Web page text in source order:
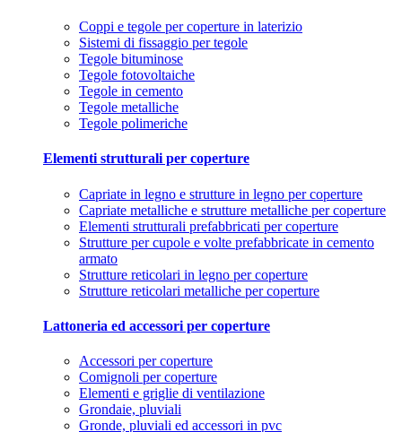
Coppi e tegole per coperture in laterizio
Sistemi di fissaggio per tegole
Tegole bituminose
Tegole fotovoltaiche
Tegole in cemento
Tegole metalliche
Tegole polimeriche
Elementi strutturali per coperture
Capriate in legno e strutture in legno per coperture
Capriate metalliche e strutture metalliche per coperture
Elementi strutturali prefabbricati per coperture
Strutture per cupole e volte prefabbricate in cemento
armato
Strutture reticolari in legno per coperture
Strutture reticolari metalliche per coperture
Lattoneria ed accessori per coperture
Accessori per coperture
Comignoli per coperture
Elementi e griglie di ventilazione
Grondaie, pluviali
Gronde, pluviali ed accessori in pvc